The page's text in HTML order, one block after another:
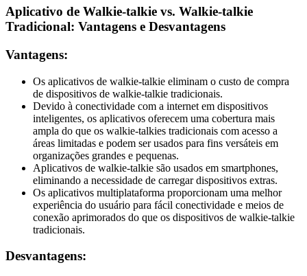
Aplicativo de Walkie-talkie vs. Walkie-talkie
Tradicional: Vantagens e Desvantagens
Vantagens:
Os aplicativos de walkie-talkie eliminam o custo de compra
de dispositivos de walkie-talkie tradicionais.
Devido à conectividade com a internet em dispositivos
inteligentes, os aplicativos oferecem uma cobertura mais
ampla do que os walkie-talkies tradicionais com acesso a
áreas limitadas e podem ser usados para fins versáteis em
organizações grandes e pequenas.
Aplicativos de walkie-talkie são usados em smartphones,
eliminando a necessidade de carregar dispositivos extras.
Os aplicativos multiplataforma proporcionam uma melhor
experiência do usuário para fácil conectividade e meios de
conexão aprimorados do que os dispositivos de walkie-talkie
tradicionais.
Desvantagens: